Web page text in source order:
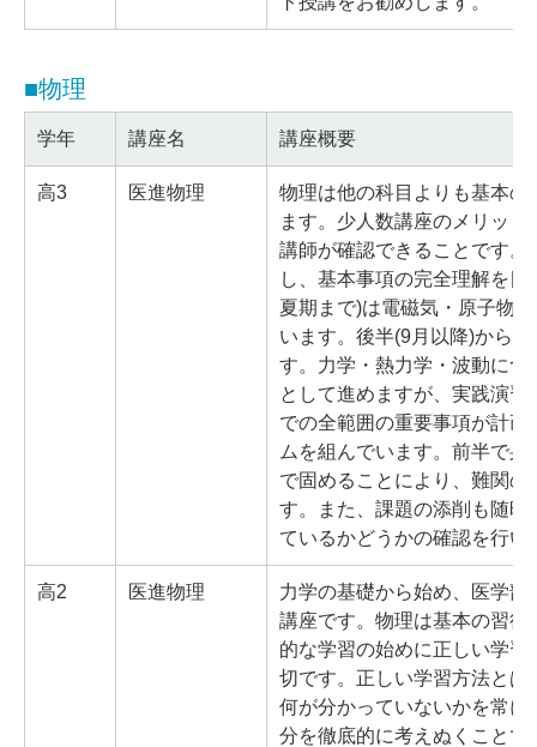
■物理
学年 講座名 講座概要
高3 医進物理
物理は他の科目よりも基本
ます。少人数講座のメリッ
講師が確認できることです
し、基本事項の完全理解を
夏期まで)は電磁気・原子物
います。後半(9月以降)から
す。力学・熱力学・波動に
として進めますが、実践演
での全範囲の重要事項が計
ムを組んでいます。前半で
で固めることにより、難関
す。また、課題の添削も随
ているかどうかの確認を行い
高2 医進物理
力学の基礎から始め、医学
講座です。物理は基本の習
的な学習の始めに正しい学
切です。正しい学習方法と
何が分かっていないかを常
分を徹底的に考えぬくこと